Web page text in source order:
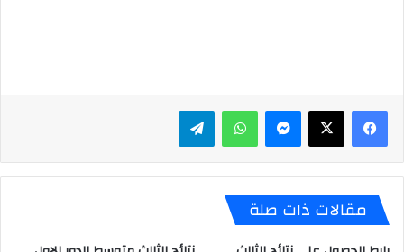
ماسنجر واتساب تيلقرام
مقالات ذات صلة